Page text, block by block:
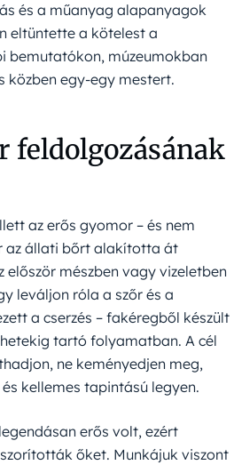
és a műanyag alapanyagok
eltüntette a kötelest a
bemutatókon, múzeumokban
közben egy-egy mestert.
feldolgozásának
az erős gyomor – és nem
az állati bőrt alakította át
először mészben vagy vizeletben
leváljon róla a szőr és a
a cserzés – fakéregből készült
tartó folyamatban. A cél
ne keményedjen meg,
kellemes tapintású legyen.
erős volt, ezért
őket. Munkájuk viszont